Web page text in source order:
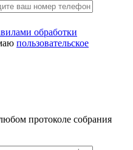
обработки
пользовательское
протоколе собрания